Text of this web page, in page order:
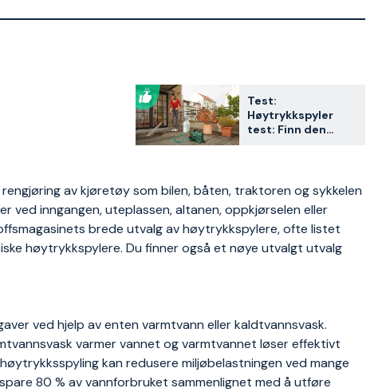
Test:
Høytrykkspyler
test: Finn den
av kjøretøy som bilen, båten, traktoren og sykkelen
ved inngangen, uteplassen, altanen, oppkjørselen eller
brede utvalg av høytrykkspylere, ofte listet
høytrykkspylere. Du finner også et nøye utvalgt utvalg
ved hjelp av enten varmtvann eller kaldtvannsvask.
varmer vannet og varmtvannet løser effektivt
kan redusere miljøbelastningen ved mange
80 % av vannforbruket sammenlignet med å utføre